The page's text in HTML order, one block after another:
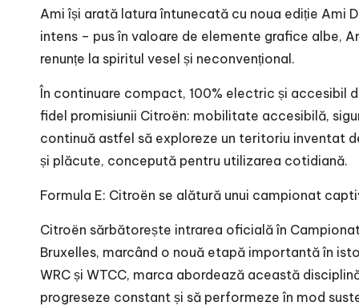
Ami își arată latura întunecată cu noua ediție Ami
intens – pus în valoare de elemente grafice albe,
renunțe la spiritul vesel și neconvențional.
În continuare compact, 100% electric și accesibil
fidel promisiunii Citroën: mobilitate accesibilă,
continuă astfel să exploreze un teritoriu inventat
și plăcute, concepută pentru utilizarea cotidiană.
Formula E: Citroën se alătură unui campionat
Citroën sărbătorește intrarea oficială în
Bruxelles, marcând o nouă etapă importantă în
WRC și WTCC, marca abordează această
progreseze constant și să performeze în mod